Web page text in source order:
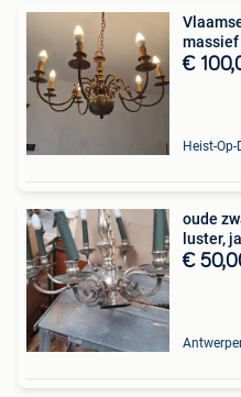
massief
€
Heist-Op-
oude
luster,
€